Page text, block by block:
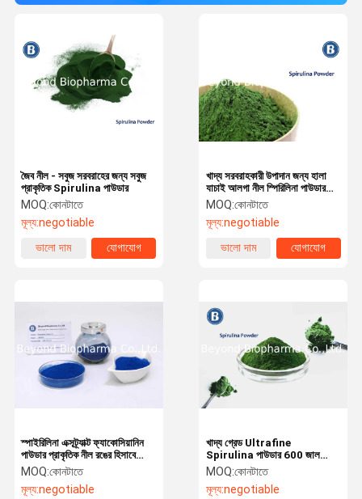
খাদ্য সরবরাহকারী উপাদান জন্য হালা
যাচাই আলগা নীল স্পিরিলিনা পাউডার
যাচাই
MOQ:কোনটাতে
মূল্য:negotiable
ভালো দাম
যোগাযোগ
জৈব নীল - সবুজ সরবরাহের জন্য সবুজ
প্রাকৃতিক Spirulina পাউডার
MOQ:কোনটাতে
মূল্য:negotiable
ভালো দাম
যোগাযোগ
খাদ্য গ্রেড Ultrafine
Spirulina পাউডার 600 জাল
15μm কণা আকার সঙ্গে
MOQ:কোনটাতে
মূল্য:negotiable
স্পাইরিলিনা এক্সট্র্যাক্ট ফ্যাকোসিয়ানিন
পাউডার প্রাকৃতিক নীল রঙের হিসাবে
ব্যবহৃত হয়
MOQ:কোনটাতে
মূল্য:negotiable